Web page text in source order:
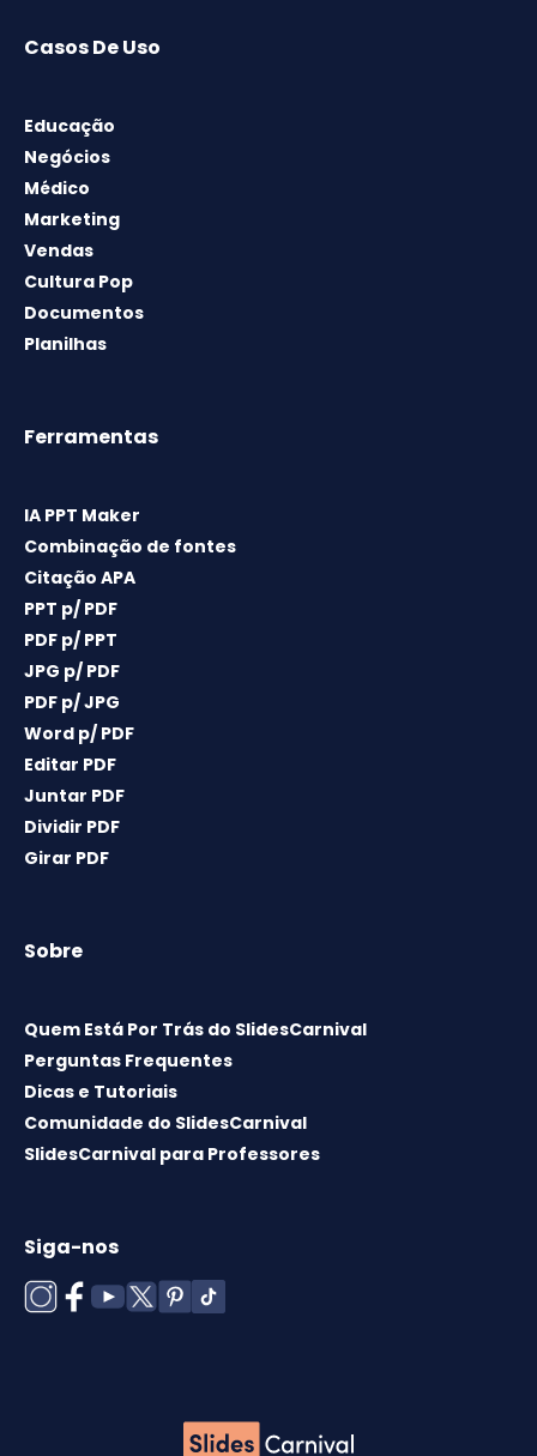
Casos De Uso
Educação
Negócios
Médico
Marketing
Vendas
Cultura Pop
Documentos
Planilhas
Ferramentas
IA PPT Maker
Combinação de fontes
Citação APA
PPT p/ PDF
PDF p/ PPT
JPG p/ PDF
PDF p/ JPG
Word p/ PDF
Editar PDF
Juntar PDF
Dividir PDF
Girar PDF
Sobre
Quem Está Por Trás do SlidesCarnival
Perguntas Frequentes
Dicas e Tutoriais
Comunidade do SlidesCarnival
SlidesCarnival para Professores
Siga-nos